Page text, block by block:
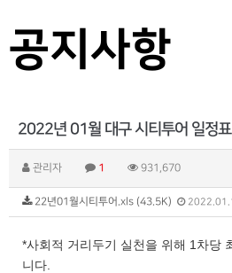
공지사항
2022년 01월 대구 시티투어 일정표
관리자 1 931,670
22년01월시티투어.xls (43.5K)
*사회적 거리두기 실천을 위해 1차당
니다.